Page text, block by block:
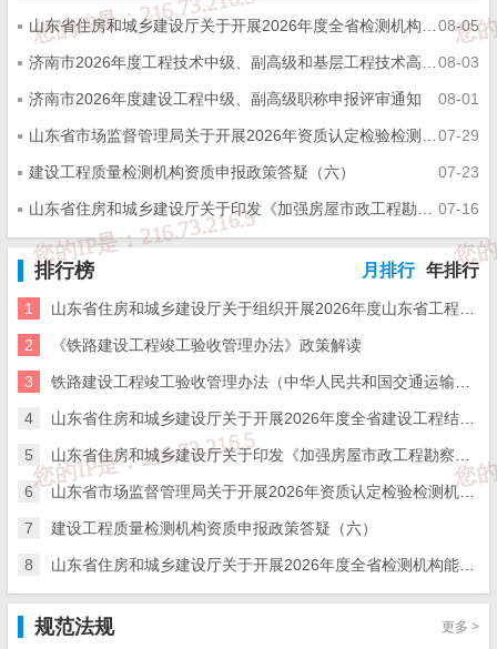
08-05
山东省住房和城乡建设厅关于开展2026年度全省检测机构能力验证工作的通知
08-03
济南市2026年度工程技术中级、副高级和基层工程技术高级职称申报评审的通知
08-01
济南市2026年度建设工程中级、副高级职称申报评审通知
07-29
山东省市场监督管理局关于开展2026年资质认定检验检测机构能力验证工作的通知
07-23
建设工程质量检测机构资质申报政策答疑（六）
07-16
山东省住房和城乡建设厅关于印发《加强房屋市政工程勘察全链条管理实施方案》的通知
排行榜 月排行 年排行
1 山东省住房和城乡建设厅关于组织开展2026年度山东省工程建设泰山杯奖申报工作的通知
2 《铁路建设工程竣工验收管理办法》政策解读
3 铁路建设工程竣工验收管理办法（中华人民共和国交通运输部令2026年第12号）
4 山东省住房和城乡建设厅关于开展2026年度全省建设工程结构质量评价工作的通知
5 山东省住房和城乡建设厅关于印发《加强房屋市政工程勘察全链条管理实施方案》的通知
6 山东省市场监督管理局关于开展2026年资质认定检验检测机构能力验证工作的通知
7 建设工程质量检测机构资质申报政策答疑（六）
8 山东省住房和城乡建设厅关于开展2026年度全省检测机构能力验证工作的通知
更多 >
规范法规